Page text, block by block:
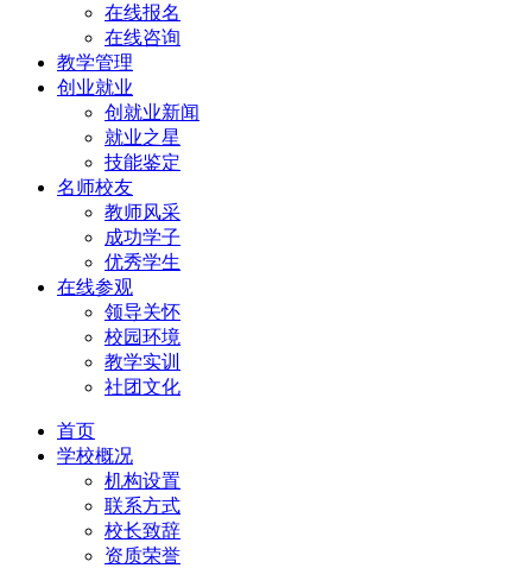
在线报名
在线咨询
教学管理
创业就业
创就业新闻
就业之星
技能鉴定
名师校友
教师风采
成功学子
优秀学生
在线参观
领导关怀
校园环境
教学实训
社团文化
首页
学校概况
机构设置
联系方式
校长致辞
资质荣誉